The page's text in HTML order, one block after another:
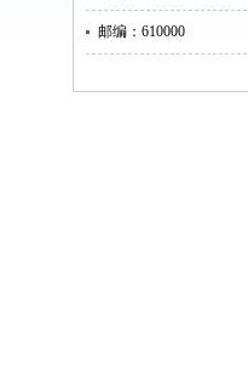
邮编：610000